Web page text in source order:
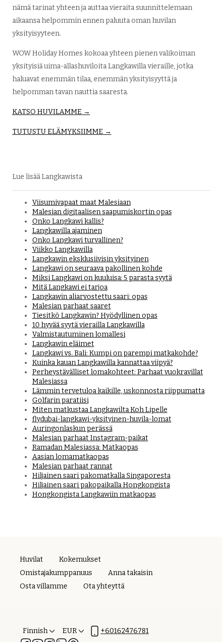
nämä tarinat yhteen ja auttaa vieraita suunnittelemaan
aikaansa helpommin ennen paluuta oman huvilan
yksityisyyteen.
WOW Holiday Homes kokoaa yhteen pienen valikoiman
yksityisiä uima-allashuviloita Langkawilla vieraille, jotka
haluavat enemmän tilaa, enemmän yksityisyyttä ja
helpomman tavan nauttia saaresta.
KATSO HUVILAMME →
TUTUSTU ELÄMYKSIIMME →
Lue lisää Langkawista
Viisumivapaat maat Malesiaan
Malesian digitaalisen saapumiskortin opas
Onko Langkawi kallis?
Langkawilla ajaminen
Onko Langkawi turvallinen?
Viikko Langkawilla
Langkawin eksklusiivisin yksityinen
Langkawi on seuraava pakollinen kohde
Miksi Langkawi on kuuluisa: 5 parasta syytä
Mitä Langkawi ei tarjoa
Langkawin aliarvostettu saari: opas
Malesian parhaat saaret
Tiesitkö Langkawin? Hyödyllinen opas
10 hyvää syytä vierailla Langkawilla
Valmistautuminen lomallesi
Langkawin eläimet
Langkawi vs. Bali: Kumpi on parempi matkakohde?
Kuinka kauan Langkawilla kannattaa viipyä?
Perheystävälliset lomakohteet: Parhaat vuokravillat
Malesiassa
Lämmin tervetuloa kaikille, uskonnosta riippumatta
Golfarin paratiisi
Miten matkustaa Langkawilta Koh Lipelle
flydubai-langkawi-yksityinen-huvila-lomat
Auringonlaskun perässä
Malesian parhaat Instagram-paikat
Ramadan Malesiassa: Matkaopas
Aasian lomamatkaopas
Malesian parhaat rannat
Hiljainen saari pakomatkalla Singaporesta
Hiljainen saari pakopaikalla Hongkongista
Hongkongista Langkawiin matkaopas
Huvilat
Kokemukset
Omistajakumppanuus
Anna takaisin
Osta villamme
Ota yhteyttä
Finnish EUR +60162476781